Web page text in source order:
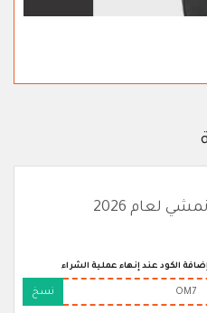
الكود عند إنهاء عملية الشراء
OM7 نسخ